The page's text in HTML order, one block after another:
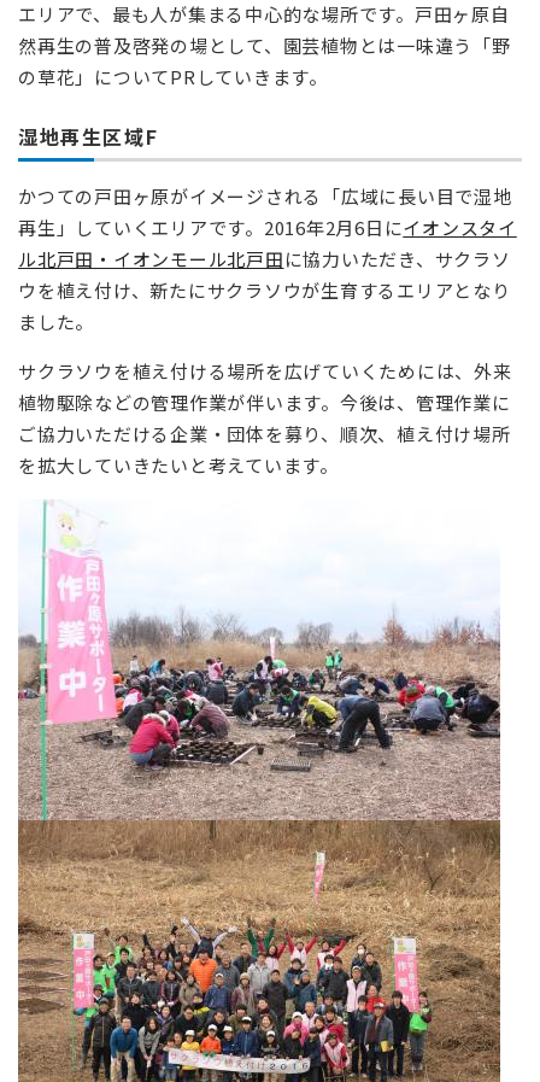
エリアで、最も人が集まる中心的な場所です。戸田ヶ原自
然再生の普及啓発の場として、園芸植物とは一味違う「野
の草花」についてPRしていきます。
湿地再生区域F
かつての戸田ヶ原がイメージされる「広域に長い目で湿地
再生」していくエリアです。2016年2月6日にイオンスタイ
ル北戸田・イオンモール北戸田に協力いただき、サクラソ
ウを植え付け、新たにサクラソウが生育するエリアとなり
ました。
サクラソウを植え付ける場所を広げていくためには、外来
植物駆除などの管理作業が伴います。今後は、管理作業に
ご協力いただける企業・団体を募り、順次、植え付け場所
を拡大していきたいと考えています。